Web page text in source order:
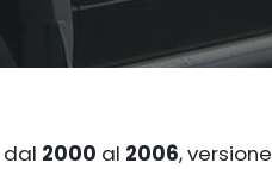
2000 al 2006, versione